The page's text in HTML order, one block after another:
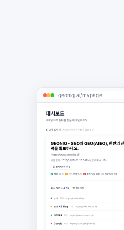
geoniq.ai/mypage